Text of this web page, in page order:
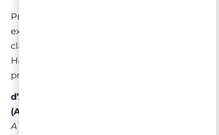
Produzido no Vale do Cachapoal Andes,
expressa um Cabernet Sauvignon de perfil
clássico, com foco em estrutura e definição.
Harmoniza com carnes assadas e
preparações à base de cogumelos.
d’Arenberg The Footbolt Shiraz 2021
(Austrália)
A melhor relação qualidade/preço existente